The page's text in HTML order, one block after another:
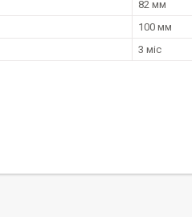
82 мм
100 мм
3 міс